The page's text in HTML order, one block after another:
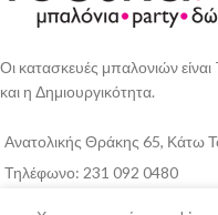
Οι κατασκευές μπαλονιών
και η Δημιουργικότητα.
Ανατολικής Θράκης 65, Κάτω
Τηλέφωνο: 231 092 0480